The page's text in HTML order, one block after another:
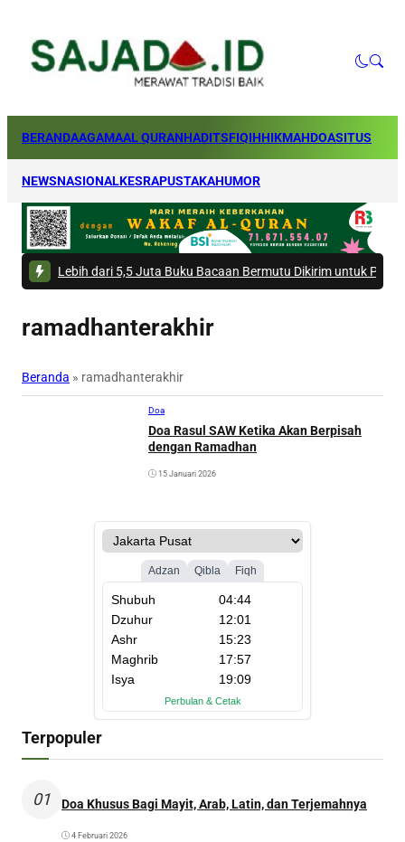
BERANDAAGAMAAL QURANHADITSFIQIHHIKMAHDOASITUS
NEWSNASIONALKESRAPUSTAKAHUMOR
dari 5,5 Juta Buku Bacaan Bermutu Dikirim untuk Perkuat Literasi
ramadhanterakhir
Beranda » ramadhanterakhir
Doa
Doa Rasul SAW Ketika Akan Berpisah
dengan Ramadhan
15 Januari 2026
Terpopuler
01 Doa Khusus Bagi Mayit, Arab, Latin, dan Terjemahnya
4 Februari 2026